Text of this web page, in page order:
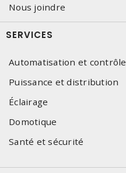
Nous joindre
SERVICES
Automatisation et contrôle
Puissance et distribution
Éclairage
Domotique
Santé et sécurité